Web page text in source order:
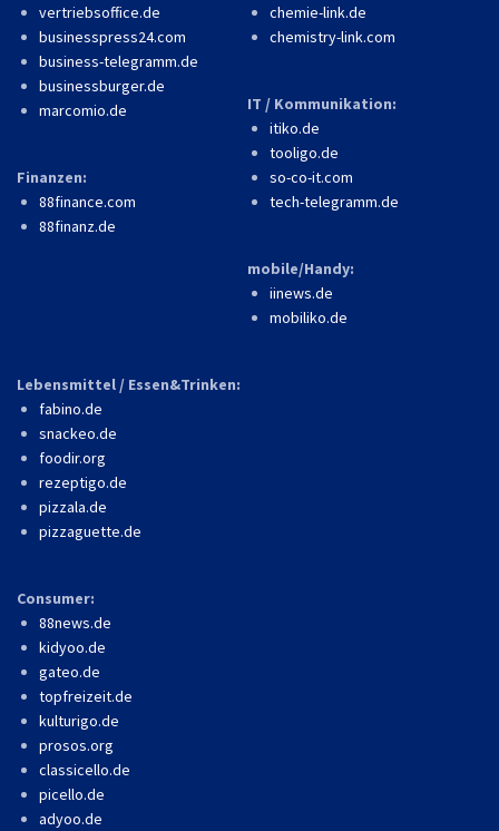
vertriebsoffice.de
businesspress24.com
business-telegramm.de
businessburger.de
marcomio.de
Finanzen:
88finance.com
88finanz.de
chemie-link.de
chemistry-link.com
IT / Kommunikation:
itiko.de
tooligo.de
so-co-it.com
tech-telegramm.de
mobile/Handy:
iinews.de
mobiliko.de
Lebensmittel / Essen&Trinken:
fabino.de
snackeo.de
foodir.org
rezeptigo.de
pizzala.de
pizzaguette.de
Consumer:
88news.de
kidyoo.de
gateo.de
topfreizeit.de
kulturigo.de
prosos.org
classicello.de
picello.de
adyoo.de